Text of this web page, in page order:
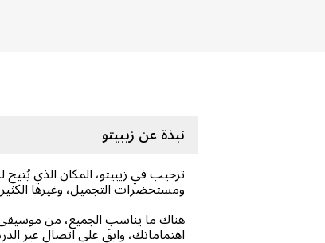
نبذة عن زيبيتو
ترحيب في زيبيتو، المكان الذي
ومستحضرات التجميل، وغيرها
هناك ما يناسب الجميع، من موسيقى
اهتماماتك، وابقَ على اتصال عبر